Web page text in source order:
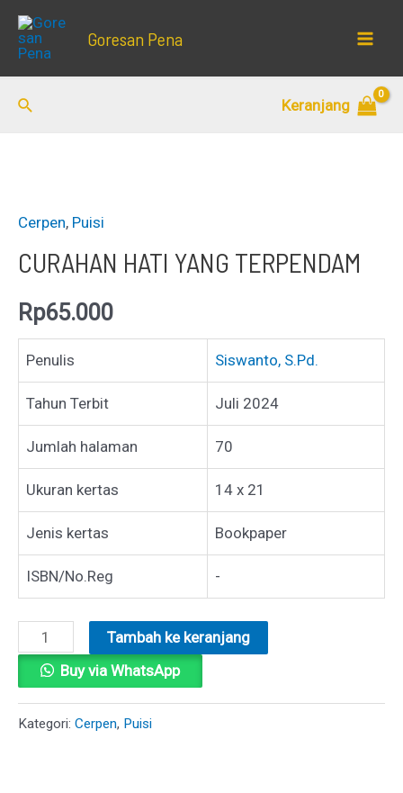
Lewati
Goresan Pena
Cari Keranjang
Cerpen, Puisi
CURAHAN HATI YANG TERPENDAM
Rp65.000
Penulis Siswanto, S.Pd.
Tahun Terbit Juli 2024
Jumlah halaman 70
Ukuran kertas 14 x 21
Jenis kertas Bookpaper
ISBN/No.Reg -
Kuantitas
CURAHAN
HATI
YANG
Tambah ke keranjang
Buy via WhatsApp
Kategori: Cerpen, Puisi